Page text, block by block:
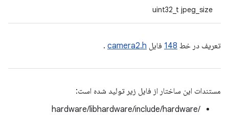
uint32_t jpeg_size
تعریف در خط 148 فایل camera2.h
.
مستندات این ساختار از فایل زیر تولید شده است:
hardware/libhardware/include/hardware/